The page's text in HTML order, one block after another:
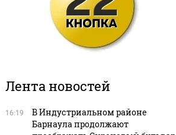
Лента новостей
16:19
В Индустриальном районе
Барнаула продолжают